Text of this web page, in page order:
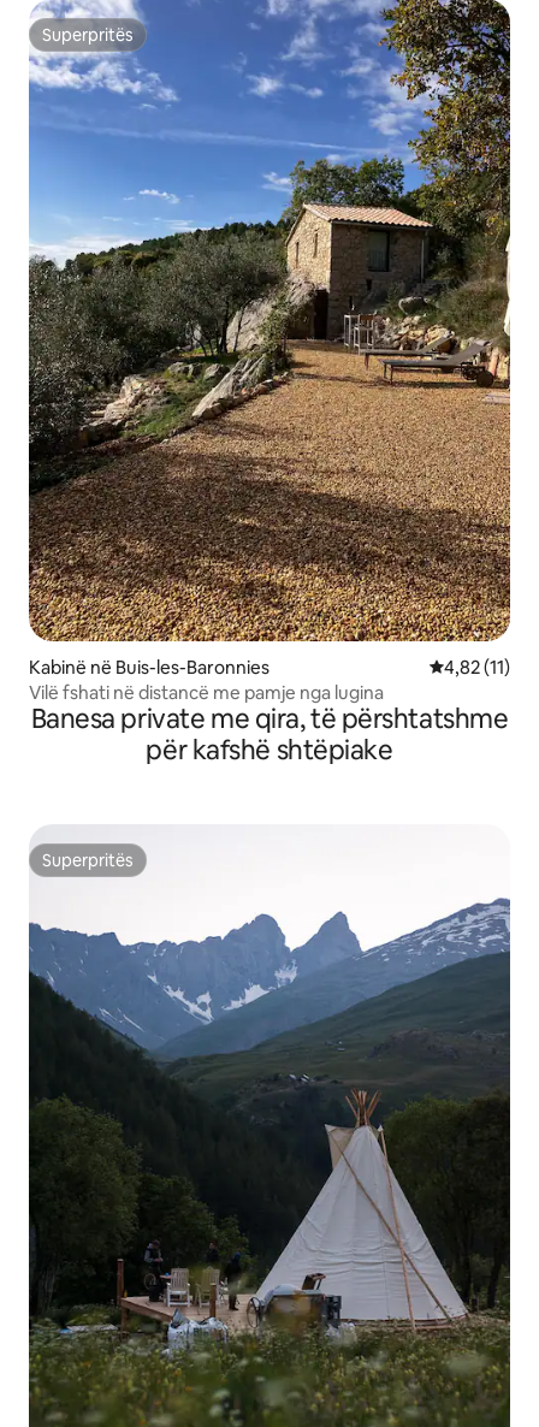
Superpritës
Superpritës
Kabinë në Buis-les-Baronnies Vlerësimi
4,82 (11)
Vilë fshati në distancë me pamje nga lugina
Banesa private me qira, të përshtatshme
për kafshë shtëpiake
Superpritës
Superpritës